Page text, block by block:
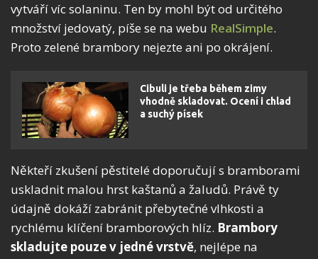
vytváří víc solaninu. Ten by mohl být od určitého
množství jedovatý, píše se na webu RealSimple.
Proto zelené brambory nejezte ani po okrájení.
Cibuli je třeba během zimy
vhodně skladovat. Ocení i chlad
a suchý písek
Někteří zkušení pěstitelé doporučují s bramborami
uskladnit malou hrst kaštanů a žaludů. Právě ty
údajně dokáží zabránit přebytečné vlhkosti a
rychlému klíčení bramborových hlíz. Brambory
skladujte pouze v jedné vrstvě, nejlépe na